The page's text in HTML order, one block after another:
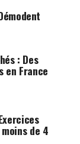
: Des
en France
de 4